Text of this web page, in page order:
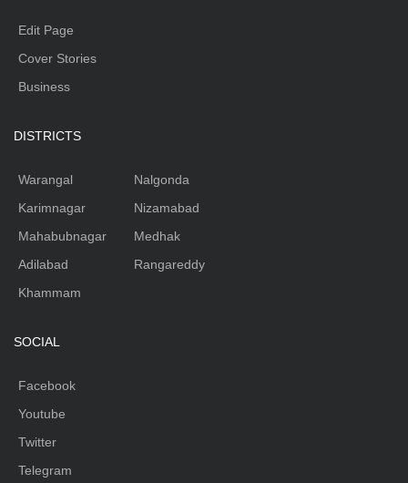
Edit Page
Cover Stories
Business
DISTRICTS
Warangal
Karimnagar
Mahabubnagar
Adilabad
Khammam
Nalgonda
Nizamabad
Medhak
Rangareddy
SOCIAL
Facebook
Youtube
Twitter
Telegram